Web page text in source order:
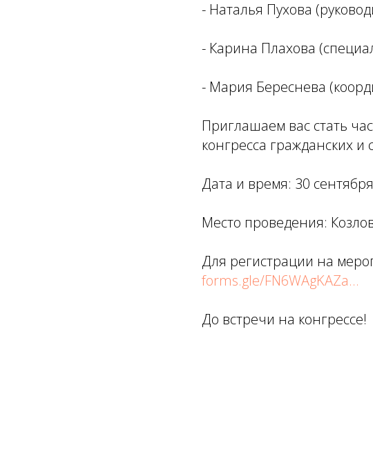
- Наталья Пухова
- Карина Плахова
- Мария Береснева
Приглашаем вас стать
конгресса гражданских
Дата и время: 30
Место проведения:
Для регистрации на
forms.gle/FN6WAgKAZa...
До встречи на конгрессе!